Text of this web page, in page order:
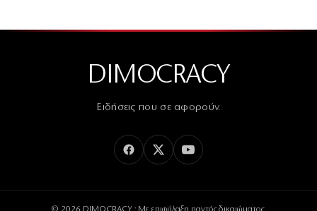
DIMOCRACY
Ειδήσεις που σε αφορούν.